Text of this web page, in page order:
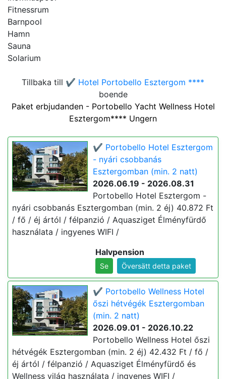
Fitnessrum
Barnpool
Hamn
Sauna
Solarium
Tillbaka till ✔️ Hotel Portobello Esztergom ****
boende
Paket erbjudanden - Portobello Yacht Wellness Hotel
Esztergom**** Ungern
✔️ Portobello Hotel Esztergom
- nyári csobbanás
Esztergomban (min. 2 natt)
2026.06.19 - 2026.08.31
Portobello Hotel Esztergom -
nyári csobbanás Esztergomban (min. 2 éj) 40.872 Ft
/ fő / éj ártól / félpanzió / Aquasziget Élményfürdő
használata / ingyenes WIFI /
Halvpension
Se Översätt detta paket
✔️ Portobello Wellness Hotel
őszi hétvégék Esztergomban
(min. 2 natt)
2026.09.01 - 2026.10.22
Portobello Wellness Hotel őszi
hétvégék Esztergomban (min. 2 éj) 42.432 Ft / fő /
éj ártól / félpanzió / Aquasziget Élményfürdő és
Wellness világ használata / ingyenes WIFI /